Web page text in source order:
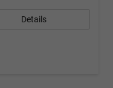
Details